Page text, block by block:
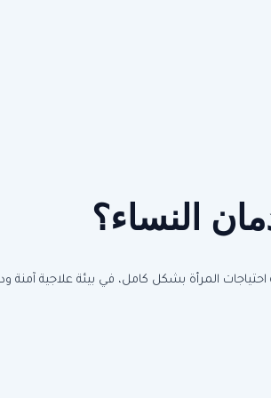
النساء؟
المرأة بشكل كامل، في بيئة علاجية آمنة